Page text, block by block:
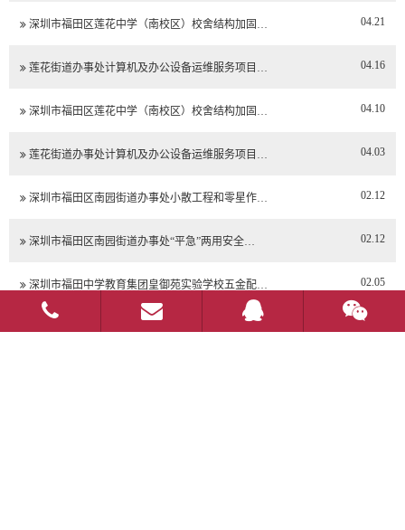
深圳市福田区莲花中学（南校区）校舍结构加固… 04.21
莲花街道办事处计算机及办公设备运维服务项目… 04.16
深圳市福田区莲花中学（南校区）校舍结构加固… 04.10
莲花街道办事处计算机及办公设备运维服务项目… 04.03
深圳市福田区南园街道办事处小散工程和零星作… 02.12
深圳市福田区南园街道办事处“平急”两用安全… 02.12
深圳市福田中学教育集团皇御苑实验学校五金配… 02.05